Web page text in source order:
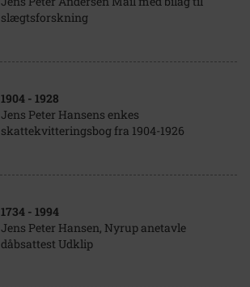
slægtsforskning
1904 - 1928
Jens Peter Hansens enkes
skattekvitteringsbog fra 1904-1926
1734 - 1994
Jens Peter Hansen, Nyrup anetavle
dåbsattest Udklip